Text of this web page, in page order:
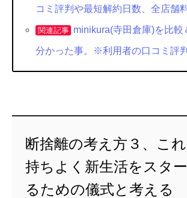
コミ評判や最短解約日数、全店舗
関連記事 minikura(寺田倉庫)を比較
分かった事。※利用者の口コミ評
断捨離の考え方３、こ
持ちよく新生活をスタ
るための儀式と考える